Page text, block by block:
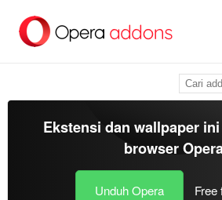
konten
Ekstensi dan wallpaper
browser
Unduh Opera Free